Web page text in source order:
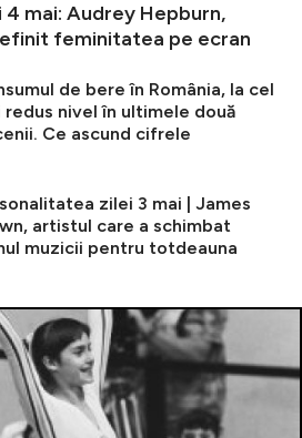
mai: Audrey Hepburn,
feminitatea pe ecran
de bere în România, la cel
redus nivel în ultimele două
Ce ascund cifrele
zilei 3 mai | James
artistul care a schimbat
muzicii pentru totdeauna